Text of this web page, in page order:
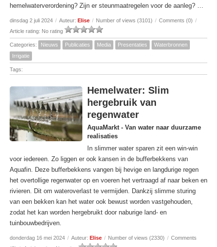
hemelwaterverordening? Zijn er steunmaatregelen voor de aanleg? …
dinsdag 2 juli 2024 / Auteur: Elise / Number of views (3101) / Comments (0) /
Article rating: No rating
Categories: Nieuws Publicaties Media Presentaties
Waterbronnen
Irrigatie
Tags:
Hemelwater: Slim
hergebruik van
regenwater
AquaMarkt - Van water naar duurzame
realisaties
In slimmer water sparen zit een win-win
voor iedereen. Zo liggen er ook kansen in de bufferbekkens van
Aquafin. Deze bufferbekkens vangen bij hevige en langdurige regen
het overtollige regenwater op en voeren het vertraagd af naar beken en
rivieren. Dit om wateroverlast te vermijden. Dankzij slimme sturing
van een bekken kan het water ook bewust worden vastgehouden,
zodat het kan worden hergebruikt door naburige land- en
tuinbouwbedrijven.
donderdag 16 mei 2024 / Auteur: Elise / Number of views (2330) / Comments